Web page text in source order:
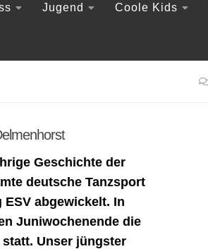
Jugend Coole Kids
Geschichte der
deutsche Tanzsport
abgewickelt. In
Juniwochenende die
Unser jüngster